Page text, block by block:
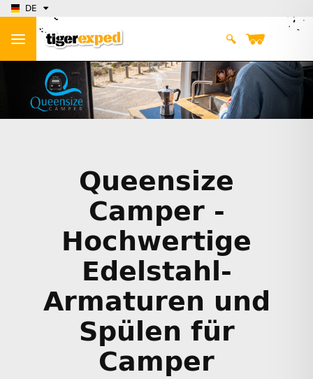
DE
Queensize
Camper -
Hochwertige
Edelstahl-
Armaturen und
Spülen für
Camper